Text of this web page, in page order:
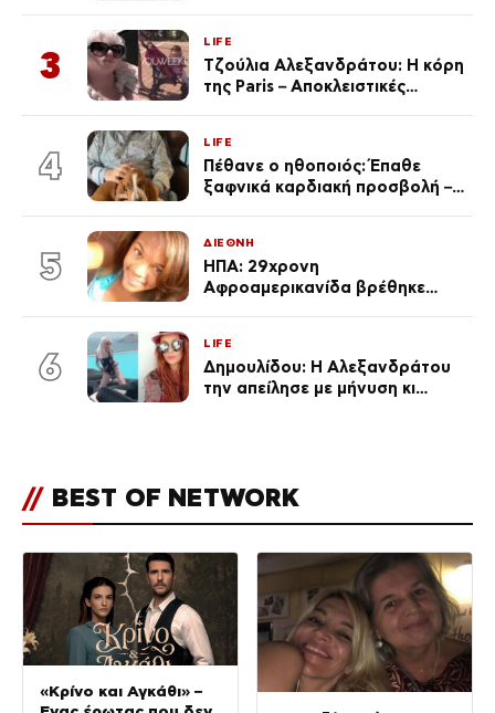
3
LIFE
Τζούλια Αλεξανδράτου: Η κόρη
της Paris – Αποκλειστικές
4
LIFE
Πέθανε ο ηθοποιός: Έπαθε
ξαφνικά καρδιακή προσβολή – Η
5
ΔΙΕΘΝΗ
ΗΠΑ: 29χρονη
Αφροαμερικανίδα βρέθηκε
6
LIFE
Δημουλίδου: Η Αλεξανδράτου
την απείλησε με μήνυση κι
// BEST OF NETWORK
«Κρίνο και Αγκάθι» –